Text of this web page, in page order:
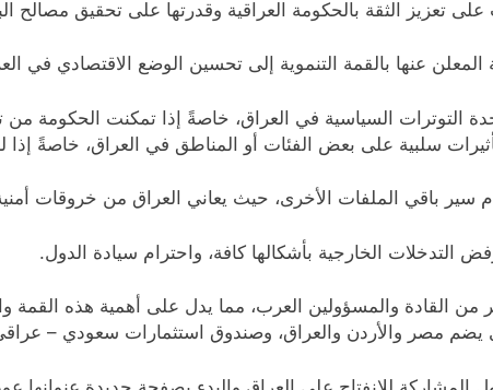
على تعزيز الثقة بالحكومة العراقية وقدرتها على تحقيق مصالح
المعلن عنها بالقمة التنموية إلى تحسين الوضع الاقتصادي
السياسية في العراق، خاصةً إذا تمكنت الحكومة من
سلبية على بعض الفئات أو المناطق في العراق، خاصةً إذا
سير باقي الملفات الأخرى، حيث يعاني العراق من خروقات
الخارجية بأشكالها كافة، واحترام سيادة الدول.
القادة والمسؤولين العرب، مما يدل على أهمية هذه القمة
والعراق، وصندوق استثمارات سعودي – عراقي بحجم 3 مليارات دولار لدعم